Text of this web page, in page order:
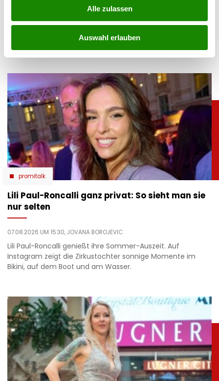
Alle zulassen
Auswahl erlauben
teilen
promitalk
Lili Paul-Roncalli ganz privat: So sieht man sie
nur selten
07.08.2026 UM 15:30, JOVANA BOROJEVIC
Lili Paul-Roncalli genießt ihre Sommer-Auszeit. Auf
Instagram zeigt die Zirkustochter sonnige Momente im
Bikini, auf dem Boot und am Wasser.